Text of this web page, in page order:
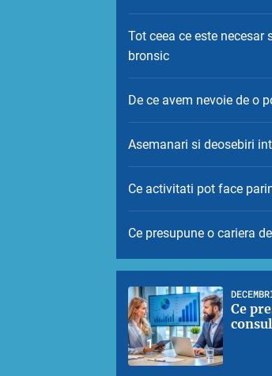
Tot ceea ce este necesar
bronsic
De ce avem nevoie de o
Asemanari si deosebiri
Ce activitati pot face
Ce presupune o cariera
1
Ce